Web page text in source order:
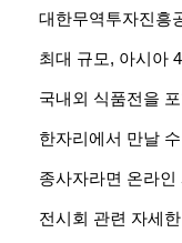
대한무역투자진흥
최대 규모, 아시아
국내외 식품전을
한자리에서 만날
종사자라면 온라
전시회 관련 자세